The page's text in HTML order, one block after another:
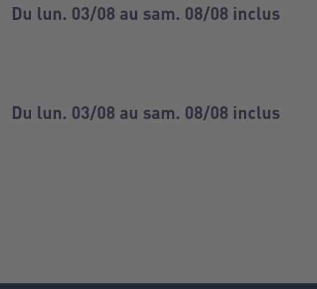
Du lun. 03/08 au sam. 08/08 inclus
Du lun. 03/08 au sam. 08/08 inclus